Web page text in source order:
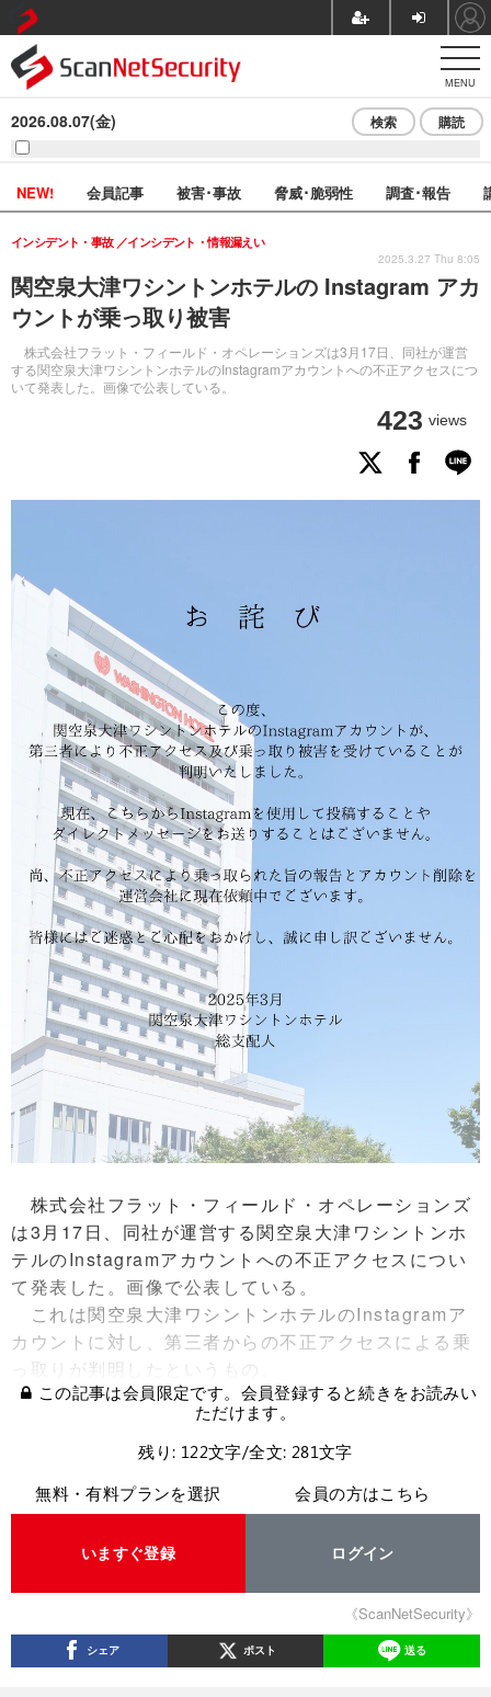
MENU
2026.08.07(金) 検索 購読
NEW! 会員記事 被害･事故 脅威･脆弱性 調査･報告
関空泉大津ワシントンホテルの Instagram アカ
ウントが乗っ取り被害
株式会社フラット・フィールド・オペレーションズは3月17日、同社が運営
する関空泉大津ワシントンホテルのInstagramアカウントへの不正アクセスにつ
いて発表した。画像で公表している。
インシデント・事故 インシデント・情報漏えい
423 views
2025.3.27 Thu 8:05
株式会社フラット・フィールド・オペレーションズ
は3月17日、同社が運営する関空泉大津ワシントンホ
テルのInstagramアカウントへの不正アクセスについ
て発表した。画像で公表している。
これは関空泉大津ワシントンホテルのInstagramア
カウントに対し、第三者からの不正アクセスによる乗
っ取りが判明したというもの。
この記事は会員限定です。会員登録すると続きをお読みい
ただけます。
残り: 122文字/全文: 281文字
無料・有料プランを選択
いますぐ登録
会員の方はこちら
ログイン
《ScanNetSecurity》
シェア ポスト 送る